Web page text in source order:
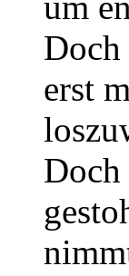
Doch
erst
Doch